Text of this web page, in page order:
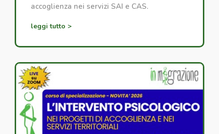
accoglienza nei servizi SAI e CAS.
leggi tutto >